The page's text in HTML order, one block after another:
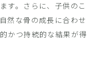
す。さらに、子供のこ
然な骨の成長に合わせ
かつ持続的な結果が得